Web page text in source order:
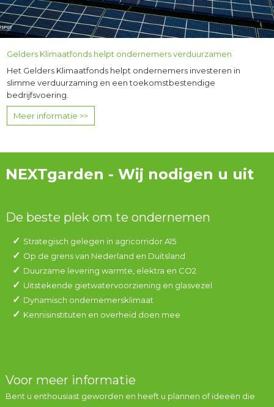
Gelders Klimaatfonds helpt ondernemers verduurzamen
Het Gelders Klimaatfonds helpt ondernemers investeren in
slimme verduurzaming en een toekomstbestendige
bedrijfsvoering.
Meer informatie >>
NEXTgarden - Wij nodigen u uit
De beste plek om te ondernemen
Strategisch gelegen in agricorridor A15
Op de grens van Nederland en Duitsland
Duurzame levering warmte, elektra en CO2
Uitstekende gietwatervoorziening en glasvezel
Dynamisch ondernemersklimaat
Kennisinstituten en overheid doen mee
Voor meer informatie
Bent u enthousiast geworden en heeft u plannen of ideeën die